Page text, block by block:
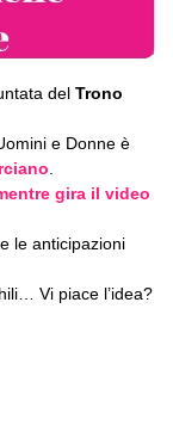
del Trono
e Donne è
.
gira il video
le anticipazioni
Vi piace l’idea?